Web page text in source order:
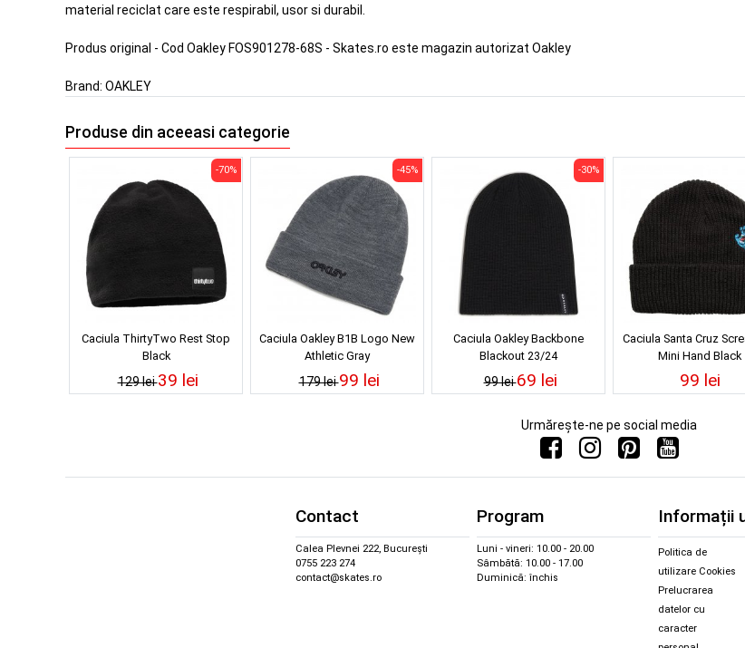
material reciclat care este respirabil, usor si durabil.
Produs original - Cod Oakley FOS901278-68S - Skates.ro este magazin autorizat Oakley
Brand: OAKLEY
Produse din aceeasi categorie
Caciula ThirtyTwo Rest Stop
Black
129 lei
-70%
39 lei
Caciula Oakley B1B Logo New
Athletic Gray
179 lei
-45%
99 lei
Caciula Oakley Backbone
Blackout 23/24
99 lei
-30%
69 lei
Caciula Santa Cruz
Mini Hand Black
99 lei
Urmărește-ne pe social media
Contact
Calea Plevnei 222, București
0755 223 274
contact@skates.ro
Program
Luni - vineri: 10.00 - 20.00
Sâmbătă: 10.00 - 17.00
Duminică: închis
Informații
Politica de
utilizare Cookies
Prelucrarea
datelor cu
caracter